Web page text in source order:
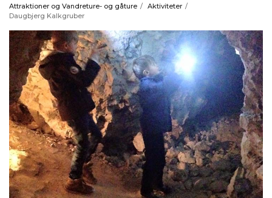
Attraktioner og Vandreture- og gåture / Aktiviteter /
Daugbjerg Kalkgruber